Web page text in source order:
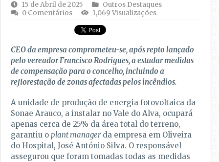
15 de Abril de 2025
Outros Destaques
0 Comentários
1,069 Visualizações
CEO da empresa comprometeu-se, após repto lançado
pelo vereador Francisco Rodrigues, a estudar medidas
de compensação para o concelho, incluindo a
reflorestação de zonas afectadas pelos incêndios.
A unidade de produção de energia fotovoltaica da
Sonae Arauco, a instalar no Vale do Alva, ocupará
apenas cerca de 25% da área total do terreno,
garantiu oplant managerda empresa em Oliveira
do Hospital, José António Silva. O responsável
assegurou que foram tomadas todas as medidas